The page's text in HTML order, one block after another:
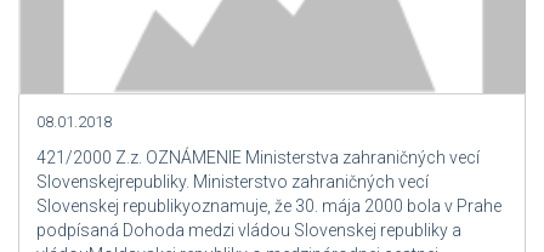
08.01.2018
421/2000 Z.z. OZNÁMENIE Ministerstva zahraničných vecí
Slovenskejrepubliky. Ministerstvo zahraničných vecí
Slovenskej republikyoznamuje, že 30. mája 2000 bola v Prahe
podpísaná Dohoda medzi vládou Slovenskej republiky a